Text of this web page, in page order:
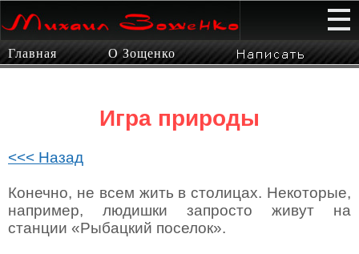
Главная О Зощенко
Игра природы
<<< Назад
Конечно, не всем жить в столицах. Некоторые,
например, людишки запросто живут на
станции «Рыбацкий поселок».